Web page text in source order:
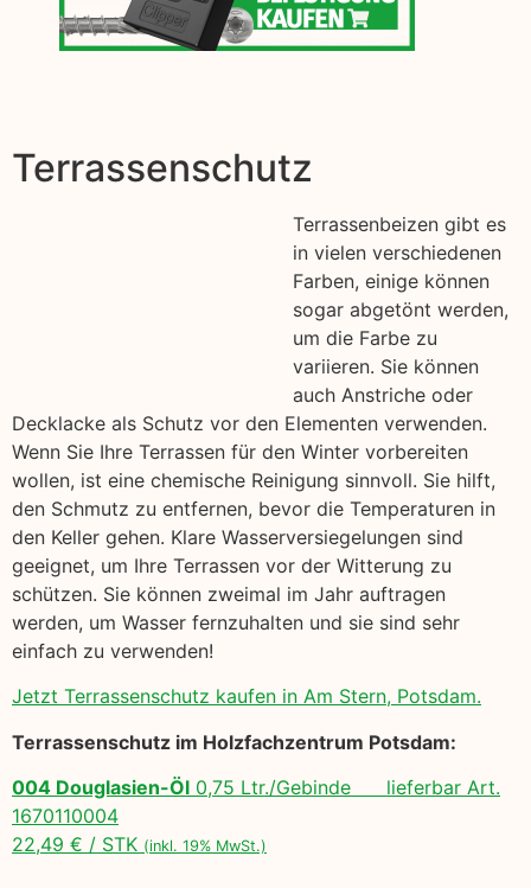
Terrassenschutz
Terrassenbeizen gibt es
in vielen verschiedenen
Farben, einige können
sogar abgetönt werden,
um die Farbe zu
variieren. Sie können
auch Anstriche oder
Decklacke als Schutz vor den Elementen verwenden.
Wenn Sie Ihre Terrassen für den Winter vorbereiten
wollen, ist eine chemische Reinigung sinnvoll. Sie hilft,
den Schmutz zu entfernen, bevor die Temperaturen in
den Keller gehen. Klare Wasserversiegelungen sind
geeignet, um Ihre Terrassen vor der Witterung zu
schützen. Sie können zweimal im Jahr auftragen
werden, um Wasser fernzuhalten und sie sind sehr
einfach zu verwenden!
Jetzt Terrassenschutz kaufen in Am Stern, Potsdam.
Terrassenschutz im Holzfachzentrum Potsdam:
004 Douglasien-Öl 0,75 Ltr./Gebinde lieferbar Art.
1670110004
22,49 € / STK (inkl. 19% MwSt.)